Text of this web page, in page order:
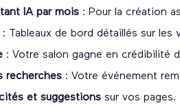
IA par mois : Pour la création
: Tableaux de bord détaillés sur
: Votre salon gagne en crédibilité
recherches : Votre événement
et suggestions sur vos pages.